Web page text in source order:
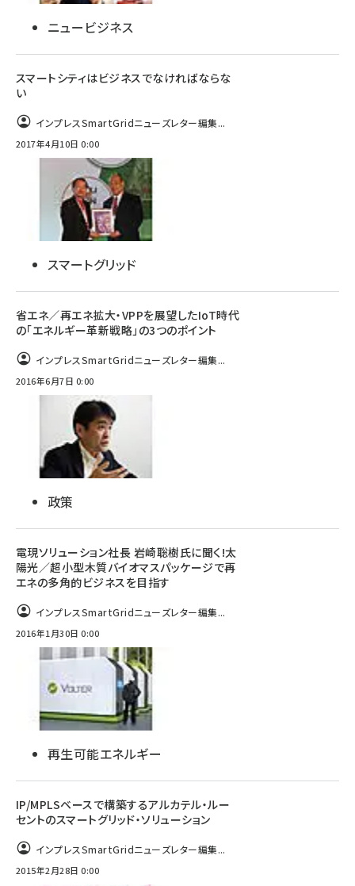
ニュービジネス
スマートシティはビジネスでなければならな
い
インプレスSmartGridニューズレター編集...
2017年4月10日 0:00
スマートグリッド
省エネ／再エネ拡大・VPPを展望したIoT時代
の「エネルギー革新戦略」の3つのポイント
インプレスSmartGridニューズレター編集...
2016年6月7日 0:00
政策
電現ソリューション社長 岩崎聡樹氏に聞く!太
陽光／超小型木質バイオマスパッケージで再
エネの多角的ビジネスを目指す
インプレスSmartGridニューズレター編集...
2016年1月30日 0:00
再生可能エネルギー
IP/MPLSベースで構築するアルカテル・ルー
セントのスマートグリッド・ソリューション
インプレスSmartGridニューズレター編集...
2015年2月28日 0:00